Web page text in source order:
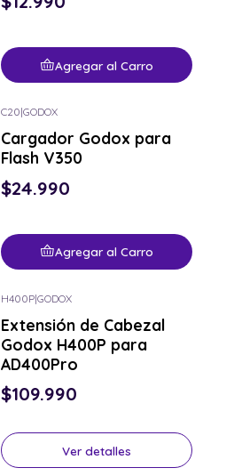
Agregar al Carro
C20|GODOX
Cargador Godox para
Flash V350
$24.990
Agregar al Carro
H400P|GODOX
Extensión de Cabezal
Godox H400P para
AD400Pro
$109.990
Ver detalles